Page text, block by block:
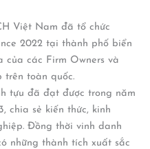
Việt Nam đã tổ chức
2022 tại thành phố biển
các Firm Owners và
trên toàn quốc.
tựu đã đạt được trong năm
chia sẻ kiến thức, kinh
Đồng thời vinh danh
những thành tích xuất sắc